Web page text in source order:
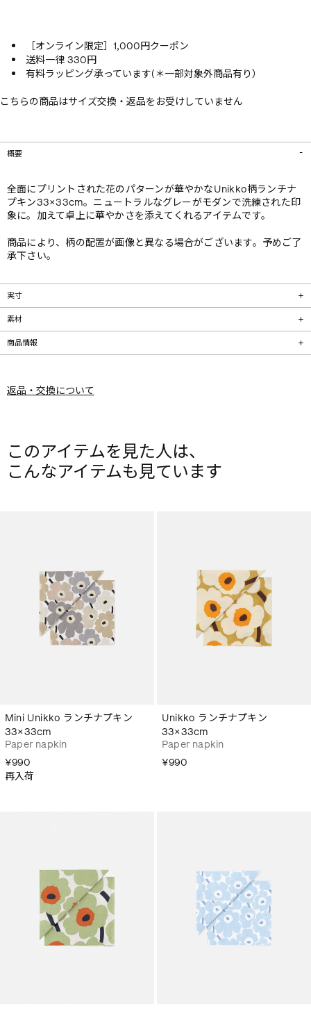
［オンライン限定］1,000円クーポン
送料一律 330円
有料ラッピング承っています(＊一部対象外商品有り）
こちらの商品はサイズ交換・返品をお受けしていません
概要
全面にプリントされた花のパターンが華やかなUnikko柄ランチナ
プキン33×33cm。ニュートラルなグレーがモダンで洗練された印
象に。加えて卓上に華やかさを添えてくれるアイテムです。
商品により、柄の配置が画像と異なる場合がございます。予めご了
承下さい。
実寸
素材
商品情報
返品・交換について
このアイテムを見た人は、
こんなアイテムも見ています
Mini Unikko ランチナプキン
33×33cm
Paper napkin
¥990
再入荷
Unikko ランチナプキン
33×33cm
Paper napkin
¥990